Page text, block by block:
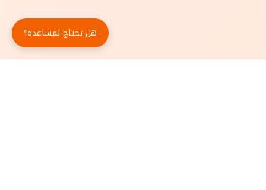
هل تحتاج لمساعدة؟